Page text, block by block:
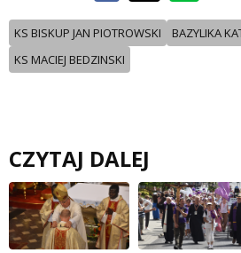
KS BISKUP JAN PIOTROWSKI BAZYLIKA
KS MACIEJ BEDZINSKI
CZYTAJ DALEJ